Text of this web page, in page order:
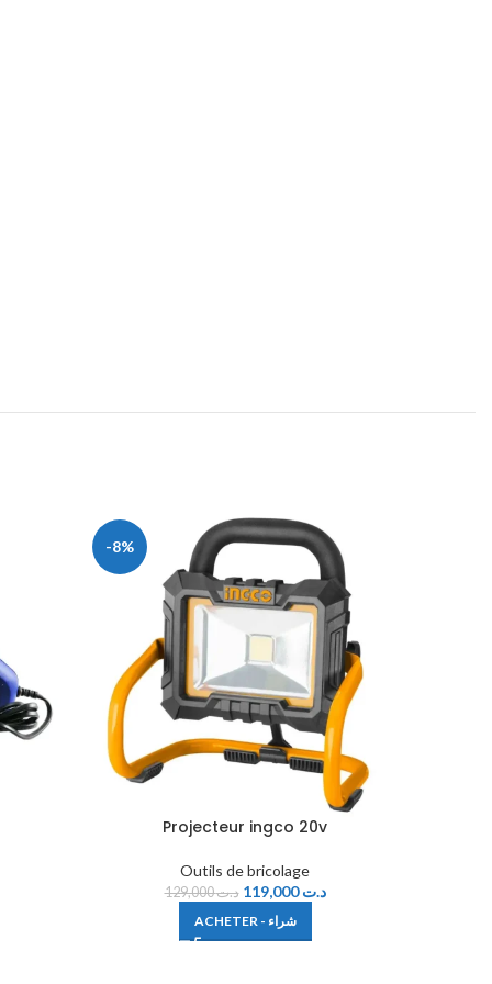
-8%
Projecteur ingco 20v
Outils de bricolage
د.ت129,000 د.ت119,000
ACHETER - شراء